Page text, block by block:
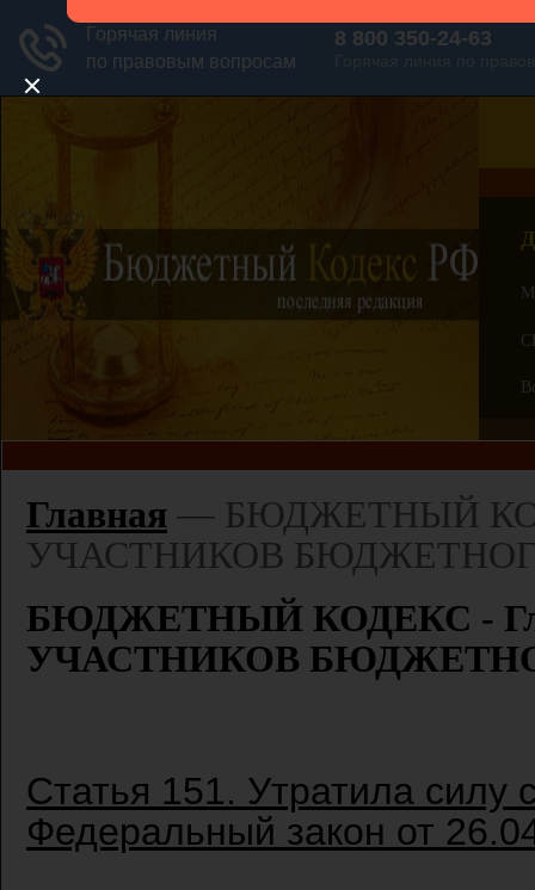
Главная — БЮДЖЕТНЫЙ
УЧАСТНИКОВ
БЮДЖЕТНЫЙ КОДЕКС -
УЧАСТНИКОВ
Статья 151. Утратила силу
Федеральный закон от